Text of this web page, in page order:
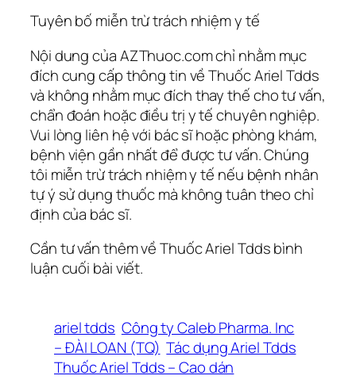
Tuyên bố miễn trừ trách nhiệm y tế
Nội dung của AZThuoc.com chỉ nhằm mục
đích cung cấp thông tin về Thuốc Ariel Tdds
và không nhằm mục đích thay thế cho tư vấn,
chẩn đoán hoặc điều trị y tế chuyên nghiệp.
Vui lòng liên hệ với bác sĩ hoặc phòng khám,
bệnh viện gần nhất để được tư vấn. Chúng
tôi miễn trừ trách nhiệm y tế nếu bệnh nhân
tự ý sử dụng thuốc mà không tuân theo chỉ
định của bác sĩ.
Cần tư vấn thêm về Thuốc Ariel Tdds bình
luận cuối bài viết.
ariel tdds Công ty Caleb Pharma. Inc
– ĐÀI LOAN (TQ) Tác dụng Ariel Tdds
Thuốc Ariel Tdds – Cao dán